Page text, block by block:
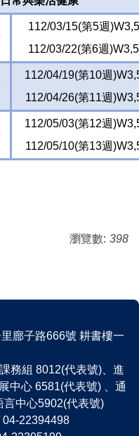
112/03/15(第5週
112/03/22(第6週
112/04/19(第10週
112/04/26(第11週
112/05/03(第12週
112/05/10(第13週
瀏覽數: 398
廍子路666號 耕書樓一
務組 8012(代表號)、進
中心 6581(代表號) 、通
言中心5902(代表號)
22394498